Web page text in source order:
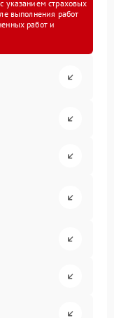
указанием страховых
выполнения работ
работ и